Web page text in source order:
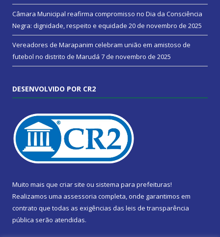
Câmara Municipal reafirma compromisso no Dia da Consciência
Negra: dignidade, respeito e equidade 20 de novembro de 2025
Vereadores de Marapanim celebram união em amistoso de
futebol no distrito de Marudá 7 de novembro de 2025
DESENVOLVIDO POR CR2
Muito mais que criar site ou sistema para prefeituras!
Realizamos uma assessoria completa, onde garantimos em
contrato que todas as exigências das leis de transparência
pública serão atendidas.